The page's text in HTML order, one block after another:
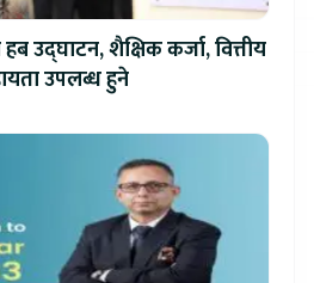
शैक्षिक कर्जा, वित्तीय
उपलब्ध हुने